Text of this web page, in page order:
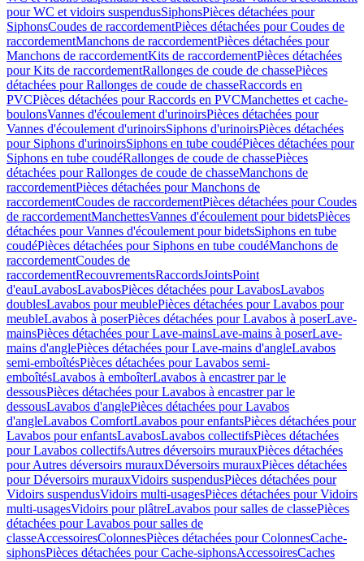
pour WC et vidoirs suspendusSiphonsPièces détachées pour
SiphonsCoudes de raccordementPièces détachées pour Coudes de
raccordementManchons de raccordementPièces détachées pour
Manchons de raccordementKits de raccordementPièces détachées
pour Kits de raccordementRallonges de coude de chassePièces
détachées pour Rallonges de coude de chasseRaccords en
PVCPièces détachées pour Raccords en PVCManchettes et cache-
boulonsVannes d'écoulement d'urinoirsPièces détachées pour
Vannes d'écoulement d'urinoirsSiphons d'urinoirsPièces détachées
pour Siphons d'urinoirsSiphons en tube coudéPièces détachées pour
Siphons en tube coudéRallonges de coude de chassePièces
détachées pour Rallonges de coude de chasseManchons de
raccordementPièces détachées pour Manchons de
raccordementCoudes de raccordementPièces détachées pour Coudes
de raccordementManchettesVannes d'écoulement pour bidetsPièces
détachées pour Vannes d'écoulement pour bidetsSiphons en tube
coudéPièces détachées pour Siphons en tube coudéManchons de
raccordementCoudes de
raccordementRecouvrementsRaccordsJointsPoint
d'eauLavabosLavabosPièces détachées pour LavabosLavabos
doublesLavabos pour meublePièces détachées pour Lavabos pour
meubleLavabos à poserPièces détachées pour Lavabos à poserLave-
mainsPièces détachées pour Lave-mainsLave-mains à poserLave-
mains d'anglePièces détachées pour Lave-mains d'angleLavabos
semi-emboîtésPièces détachées pour Lavabos semi-
emboîtésLavabos à emboîterLavabos à encastrer par le
dessousPièces détachées pour Lavabos à encastrer par le
dessousLavabos d'anglePièces détachées pour Lavabos
d'angleLavabos ComfortLavabos pour enfantsPièces détachées pour
Lavabos pour enfantsLavabosLavabos collectifsPièces détachées
pour Lavabos collectifsAutres déversoirs murauxPièces détachées
pour Autres déversoirs murauxDéversoirs murauxPièces détachées
pour Déversoirs murauxVidoirs suspendusPièces détachées pour
Vidoirs suspendusVidoirs multi-usagesPièces détachées pour Vidoirs
multi-usagesVidoirs pour plâtreLavabos pour salles de classePièces
détachées pour Lavabos pour salles de
classeAccessoiresColonnesPièces détachées pour ColonnesCache-
siphonsPièces détachées pour Cache-siphonsAccessoiresCaches